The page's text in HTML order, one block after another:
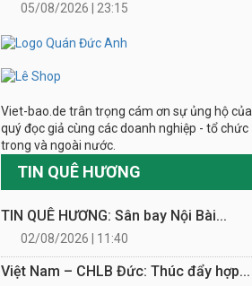
05/08/2026 | 23:15
Viet-bao.de trân trọng cám ơn sự ủng hộ của
quý đọc giả cùng các doanh nghiệp - tổ chức
trong và ngoài nước.
TIN QUÊ HƯƠNG
TIN QUÊ HƯƠNG: Sân bay Nội Bài...
02/08/2026 | 11:40
Việt Nam – CHLB Đức: Thúc đẩy hợp...